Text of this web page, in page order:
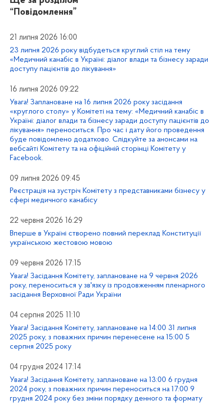
“Повідомлення”
21 липня 2026 16:00
23 липня 2026 року відбудеться круглий стіл на тему
«Медичний канабіс в Україні: діалог влади та бізнесу заради
доступу пацієнтів до лікування»
16 липня 2026 09:22
Увага! Заплановане на 16 липня 2026 року засідання
«круглого столу» у Комітеті на тему: «Медичний канабіс в
Україні: діалог влади та бізнесу заради доступу пацієнтів до
лікування» переноситься. Про час і дату його проведення
буде повідомлено додатково. Слідкуйте за анонсами на
вебсайті Комітету та на офіційній сторінці Комітету у
Facebook.
09 липня 2026 09:45
Реєстрація на зустріч Комітету з представниками бізнесу у
сфері медичного канабісу
22 червня 2026 16:29
Вперше в Україні створено повний переклад Конституції
українською жестовою мовою
09 червня 2026 17:15
Увага! Засідання Комітету, заплановане на 9 червня 2026
року, переноситься у зв'язку із продовженням пленарного
засідання Верховної Ради України
04 серпня 2025 11:10
Увага! Засідання Комітету, заплановане на 14:00 31 липня
2025 року, з поважних причин перенесене на 15:00 5
серпня 2025 року
04 грудня 2024 17:14
Увага! Засідання Комітету, заплановане на 13:00 6 грудня
2024 року, з поважних причин переноситься на 17:00 9
грудня 2024 року без зміни порядку денного та формату